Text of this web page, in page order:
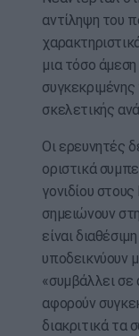
αντίληψη του
μια τόσο
σκελετικής
Οι ερευνητές
οριστικά
γονιδίου
σημειώνουν
είναι
υποδεικνύουν
«συμβάλλει
αφορούν
διακριτικά